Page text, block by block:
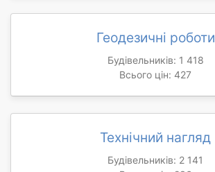
Геодезичні роботи
Будівельників: 1 418
Всього цін: 427
Технічний нагляд
Будівельників: 2 141